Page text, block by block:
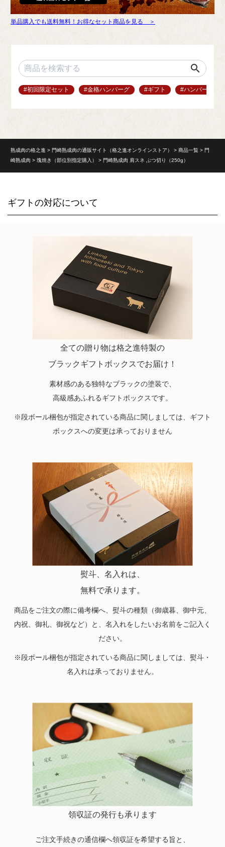
単品購入でも送料無料！お得なセット商品を見る ＞
search
#初回限定セット #金格ハンバーグ #ギフト #ハンバーグ
熟成肉の格之進 門崎熟成肉の通販サイト（格之進オンラインストア） 商品一覧
門
崎熟成肉
塊焼き（部位別指定購入） 門崎熟成肉 肩スネ ぶつ切り（250g）
ギフトの対応について
全ての贈り物は格之進特製の
ブラックギフトボックスでお届け！
素材感のある独特なブラックの塗装で、
高級感あふれるギフトボックスです。
※段ボール梱包が指定されている商品に関しましては、ギフト
ボックスへの変更は承っておりません
熨斗、名入れは、
無料で承ります。
商品をご注文の際に備考欄へ、熨斗の種類（御歳暮、御中元、
内祝、御礼、御祝など）と、名入れをしたいお名前をご記入く
ださい。
※段ボール梱包が指定されている商品に関しましては、熨斗・
名入れは承っておりません。
領収証の発行も承ります
ご注文手続きの通信欄へ領収証を希望する旨と、